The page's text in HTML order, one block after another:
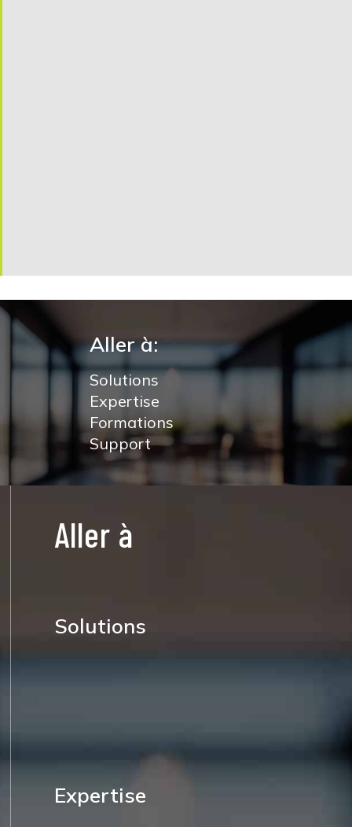
Aller à:
Solutions
Expertise
Formations
Support
Aller à
Solutions
Expertise